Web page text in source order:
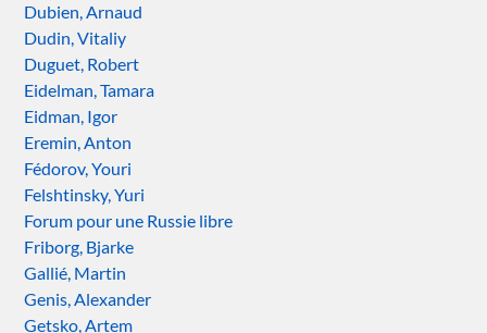
Dubien, Arnaud
Dudin, Vitaliy
Duguet, Robert
Eidelman, Tamara
Eidman, Igor
Eremin, Anton
Fédorov, Youri
Felshtinsky, Yuri
Forum pour une Russie libre
Friborg, Bjarke
Gallié, Martin
Genis, Alexander
Getsko, Artem